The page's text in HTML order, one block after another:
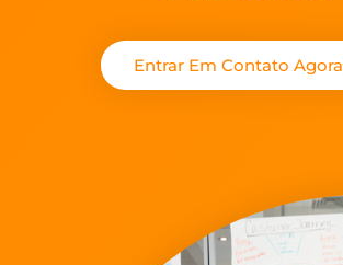
Entrar Em Contato Agora